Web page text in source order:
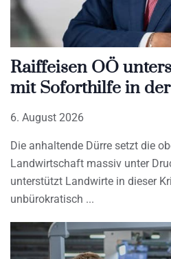
Raiffeisen OÖ
mit Soforthilfe in
6. August 2026
Die anhaltende Dürre setzt die
Landwirtschaft massiv unter
unterstützt Landwirte in dieser
unbürokratisch